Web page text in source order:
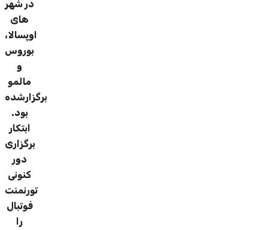
در شهر
های
اوپسالا،
بوروس
و
مالمو
برگزارشده
بود.
ابتکار
برگزاری
دور
کنونی
تورنمنت
فوتبال
را